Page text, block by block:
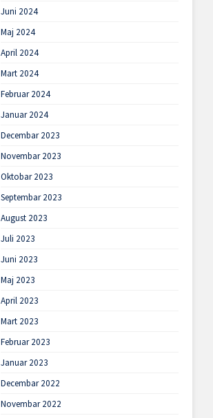
Juni 2024
Maj 2024
April 2024
Mart 2024
Februar 2024
Januar 2024
Decembar 2023
Novembar 2023
Oktobar 2023
Septembar 2023
August 2023
Juli 2023
Juni 2023
Maj 2023
April 2023
Mart 2023
Februar 2023
Januar 2023
Decembar 2022
Novembar 2022